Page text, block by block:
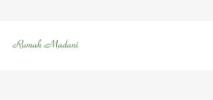
konten